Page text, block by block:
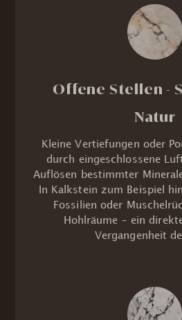
Offene Stellen -
Natur
Kleine Vertiefungen oder
durch eingeschlossene
Auflösen bestimmter
In Kalkstein zum Beispiel
Fossilien oder
Hohlräume – ein
Vergangenheit